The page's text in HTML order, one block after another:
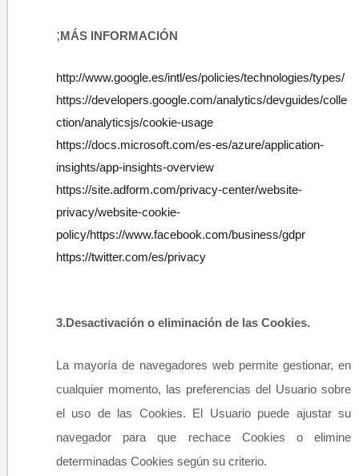
; MÁS INFORMACIÓN
http://www.google.es/intl/es/policies/technologies/types/
https://developers.google.com/analytics/devguides/colle
ction/analyticsj​​s/cookie-usage
https://docs.microsoft.com/es-es/azure/application-
insights/app-insights-overview
https://site.adform.com/privacy-center/website-
privacy/website-cookie-
policy/https://www.facebook.com/business/gdpr
https://twitter.com/es/privacy
3. Desactivación o eliminación de las Cookies.
La mayoría de navegadores web permite gestionar, en
cualquier momento, las preferencias del Usuario sobre
el uso de las Cookies. El Usuario puede ajustar su
navegador para que rechace Cookies o elimine
determinadas Cookies según su criterio.